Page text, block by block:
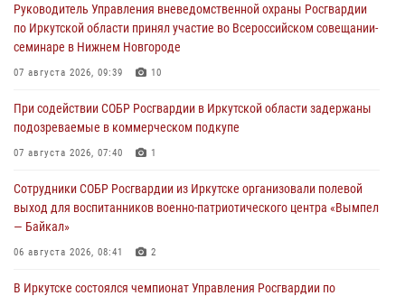
Руководитель Управления вневедомственной охраны Росгвардии
по Иркутской области принял участие во Всероссийском совещании-
семинаре в Нижнем Новгороде
07 августа 2026, 09:39 10
При содействии СОБР Росгвардии в Иркутской области задержаны
подозреваемые в коммерческом подкупе
07 августа 2026, 07:40 1
Сотрудники СОБР Росгвардии из Иркутске организовали полевой
выход для воспитанников военно-патриотического центра «Вымпел
— Байкал»
06 августа 2026, 08:41 2
В Иркутске состоялся чемпионат Управления Росгвардии по